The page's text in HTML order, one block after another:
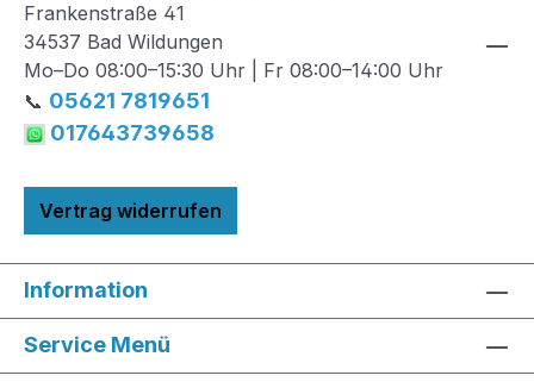
Frankenstraße 41
34537 Bad Wildungen
Mo–Do 08:00–15:30 Uhr | Fr 08:00–14:00 Uhr
📞 05621 7819651
017643739658
Vertrag widerrufen
Information
Service Menü